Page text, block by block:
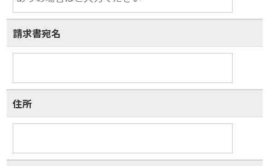
請求書宛名
住所